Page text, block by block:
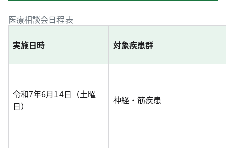
医療相談会日程表
実施日時 対象疾患群
令和7年6月14日（土曜
日）
神経・筋疾患